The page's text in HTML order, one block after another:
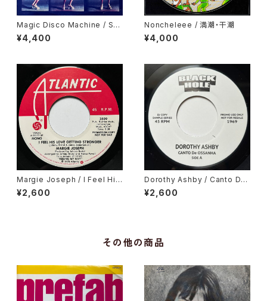
Magic Disco Machine / Scr
atchin'
¥4,400
Noncheleee / 満潮・干潮
¥4,000
Margie Joseph / I Feel His
Love Getting Stronger
¥2,600
Dorothy Ashby / Canto De
Ossanha, Cause I Need It
¥2,600
その他の商品